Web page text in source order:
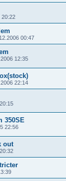
20:22
00:47
12:35
22:14
350SE
22:56
out